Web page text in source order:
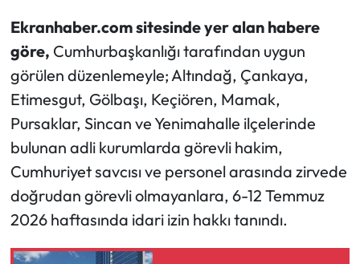
Ekranhaber.com sitesinde yer alan habere
göre, Cumhurbaşkanlığı tarafından uygun
görülen düzenlemeyle; Altındağ, Çankaya,
Etimesgut, Gölbaşı, Keçiören, Mamak,
Pursaklar, Sincan ve Yenimahalle ilçelerinde
bulunan adli kurumlarda görevli hakim,
Cumhuriyet savcısı ve personel arasında zirvede
doğrudan görevli olmayanlara, 6-12 Temmuz
2026 haftasında idari izin hakkı tanındı.